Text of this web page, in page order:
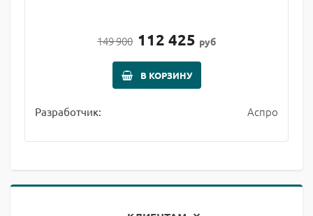
149 900 112 425 руб
В КОРЗИНУ
Разработчик: Аспро